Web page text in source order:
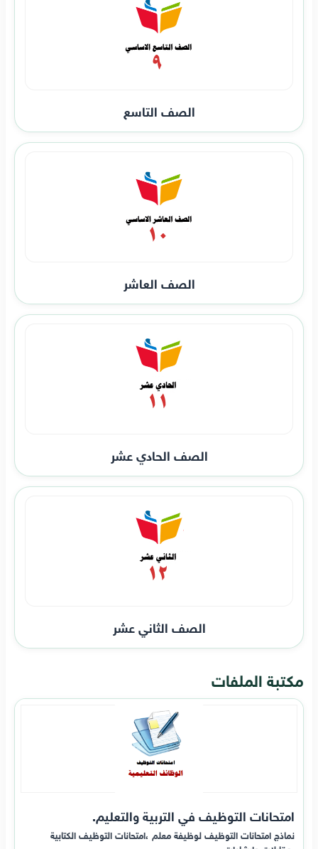
الصف التاسع
الصف العاشر
الصف الحادي عشر
الصف الثاني عشر
مكتبة الملفات
امتحانات التوظيف في التربية والتعليم.
نماذج امتحانات التوظيف لوظيفة معلم ،امتحانات التوظيف الكتابية